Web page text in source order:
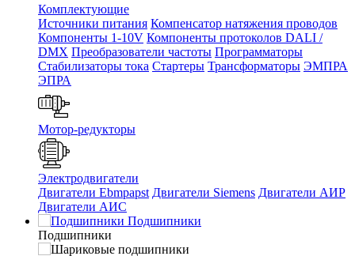
Комплектующие
Источники питания Компенсатор натяжения проводов
Компоненты 1-10V Компоненты протоколов DALI /
DMX Преобразователи частоты Программаторы
Стабилизаторы тока Стартеры Трансформаторы ЭМПРА
ЭПРА
Мотор-редукторы
Электродвигатели
Двигатели Ebmpapst Двигатели Siemens Двигатели АИР
Двигатели АИС
Подшипники
Подшипники